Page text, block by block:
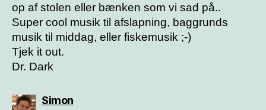
op af stolen eller bænken som vi sad på..
Super cool musik til afslapning, baggrunds
musik til middag, eller fiskemusik ;-)
Tjek it out.
Dr. Dark
Simonsiger: